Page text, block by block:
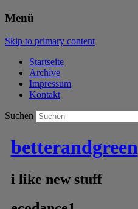
Menü
Skip to primary content
Startseite
Archive
Impressum
Kontakt
Suchen
betterandgreen
i like new stuff